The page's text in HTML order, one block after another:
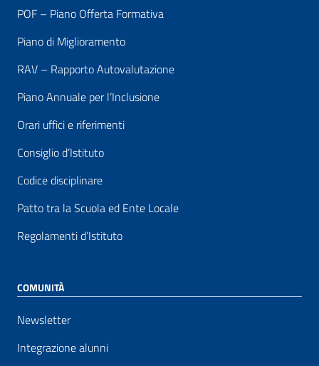
POF – Piano Offerta Formativa
Piano di Miglioramento
RAV – Rapporto Autovalutazione
Piano Annuale per l’Inclusione
Orari uffici e riferimenti
Consiglio d’Istituto
Codice disciplinare
Patto tra la Scuola ed Ente Locale
Regolamenti d’Istituto
COMUNITÀ
Newsletter
Integrazione alunni